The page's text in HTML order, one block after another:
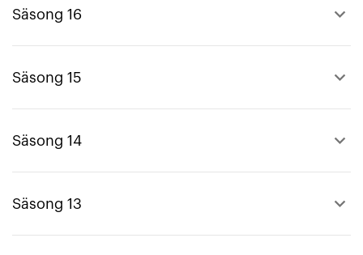
Säsong 16 keyboard_arrow_up
Säsong 15 keyboard_arrow_up
Säsong 14 keyboard_arrow_up
Säsong 13 keyboard_arrow_up